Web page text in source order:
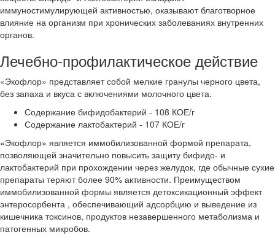
иммуностимулирующей активностью, оказывают благотворное
влияние на организм при хронических заболеваниях внутренних
органов.
Лечебно-профилактическое действие
«Экофлор» представляет собой мелкие гранулы черного цвета,
без запаха и вкуса с включениями молочного цвета.
Содержание бифидобактерий - 108 КОЕ/г
Содержание лактобактерий - 107 КОЕ/г
«Экофлор» является иммобилизованной формой препарата,
позволяющей значительно повысить защиту бифидо- и
лактобактерий при прохождении через желудок, где обычные сухие
препараты теряют более 90% активности. Преимуществом
иммобилизованной формы является детоксикационный эффект
энтеросорбента , обеспечивающий адсорбцию и выведение из
кишечника токсинов, продуктов незавершенного метаболизма и
патогенных микробов.